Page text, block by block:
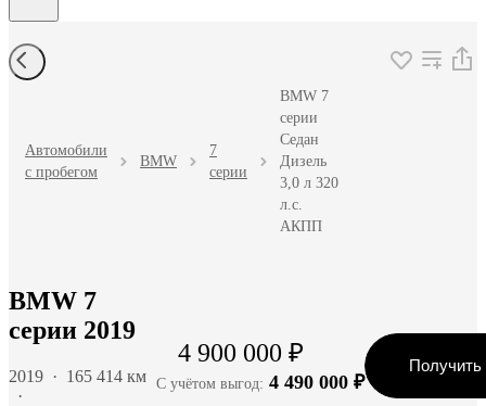
Автомобили
с пробегом
BMW
7
серии
BMW 7
серии
Седан
Дизель
3,0 л 320
л.с.
АКПП
BMW 7
серии 2019
2019 · 165 414 км
·
4 900 000 ₽
С учётом выгод: 4 490 000 ₽